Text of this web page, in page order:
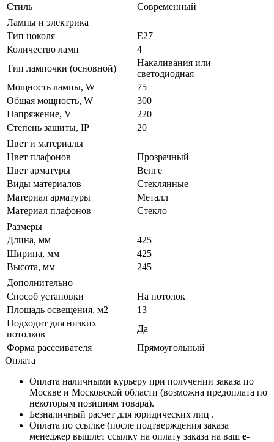
Стиль
Современный
Лампы и электрика
Тип цоколя
E27
Количество ламп
4
Тип лампочки (основной)
Накаливания или
светодиодная
Мощность лампы, W
75
Общая мощность, W
300
Напряжение, V
220
Степень защиты, IP
20
Цвет и материалы
Цвет плафонов
Прозрачный
Цвет арматуры
Венге
Виды материалов
Стеклянные
Материал арматуры
Металл
Материал плафонов
Стекло
Размеры
Длина, мм
425
Ширина, мм
425
Высота, мм
245
Дополнительно
Способ установки
На потолок
Площадь освещения, м2
13
Подходит для низких
потолков
Да
Форма рассеивателя
Прямоугольный
Оплата
Оплата наличными курьеру при получении заказа по
Москве и Московской области (возможна предоплата по
некоторым позициям товара).
Безналичный расчет для юридических лиц .
Оплата по ссылке (после подтверждения заказа
менеджер вышлет ссылку на оплату заказа на ваш e-